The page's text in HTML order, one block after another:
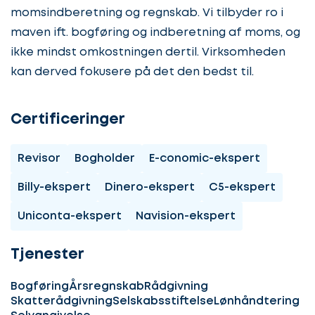
momsindberetning og regnskab. Vi tilbyder ro i
maven ift. bogføring og indberetning af moms, og
ikke mindst omkostningen dertil. Virksomheden
kan derved fokusere på det den bedst til.
Certificeringer
Revisor Bogholder E-conomic-ekspert
Billy-ekspert Dinero-ekspert C5-ekspert
Uniconta-ekspert Navision-ekspert
Tjenester
BogføringÅrsregnskab Rådgivning
SkatterådgivningSelskabsstiftelse Lønhåndtering